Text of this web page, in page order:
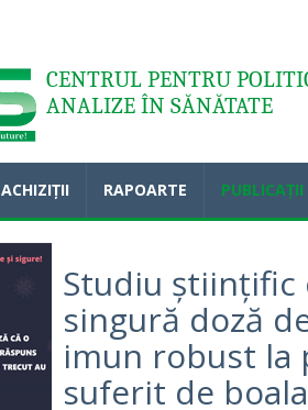
Acasă
CENTRUL PENTRU
ANALIZE ÎN SĂNĂTATE
ACHIZIȚII RAPOARTE PUBLICAȚII
Studiu științific
singură doză
imun robust la
suferit de